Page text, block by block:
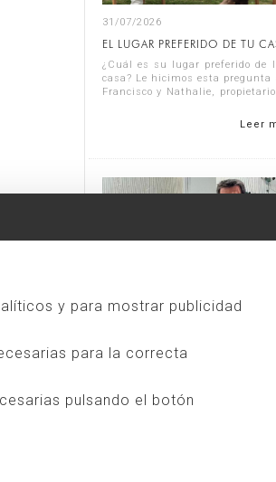
la
31/07/2026
EL LUGAR PREFERIDO DE TU
¿Cuál es su lugar preferido de
casa? Le hicimos esta pregunta
Francisco y Nathalie,
nuestros últimos
Leer
VISITA AL SHOWROOM DE JUNG
showroom en Madrid para
y para mostrar publicidad
para la correcta
pulsando el botón